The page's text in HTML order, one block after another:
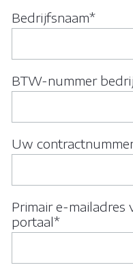
Facebook
FR
KLANTENZONE
Bedrijfsnaam*
BTW-nummer
Uw
Primair e-
portaal*